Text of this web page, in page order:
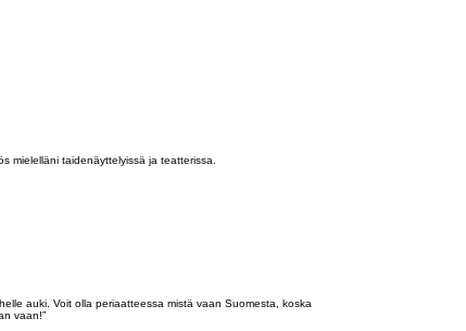
mielelläni taidenäyttelyissä ja teatterissa.
auki. Voit olla periaatteessa mistä vaan Suomesta, koska
vaan!”